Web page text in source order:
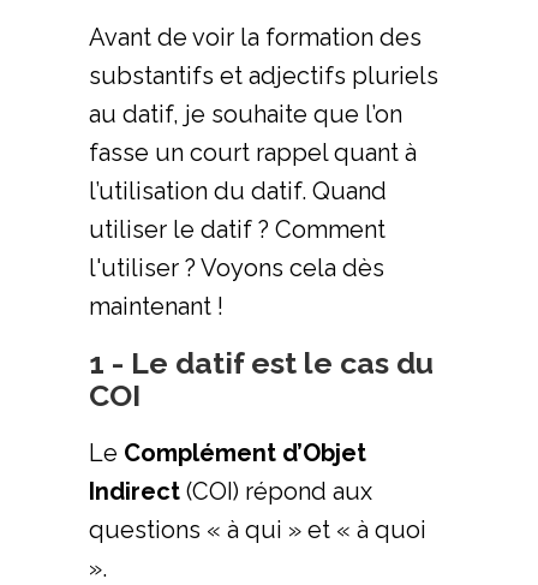
Avant de voir la formation des
substantifs et adjectifs pluriels
au datif, je souhaite que l’on
fasse un court rappel quant à
l’utilisation du datif. Quand
utiliser le datif ? Comment
l'utiliser ? Voyons cela dès
maintenant !
1 - Le datif est le cas du
COI
Le Complément d’Objet
Indirect (COI) répond aux
questions « à qui » et « à quoi
».